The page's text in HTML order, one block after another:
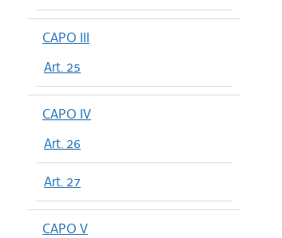
CAPO III
Art. 25
CAPO IV
Art. 26
Art. 27
CAPO V